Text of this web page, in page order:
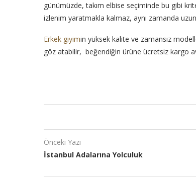
günümüzde, takım elbise seçiminde bu gibi
izlenim yaratmakla kalmaz, aynı zamanda
Erkek giyimin yüksek kalite ve zamansız
göz atabilir, beğendiğin ürüne ücretsiz kargo
Önceki Yazı
İstanbul Adalarına Yolculuk